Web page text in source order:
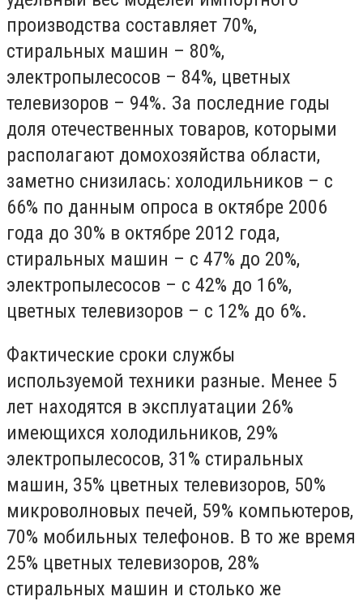
производства составляет 70%,
стиральных машин – 80%,
электропылесосов – 84%, цветных
телевизоров – 94%. За последние годы
доля отечественных товаров, которыми
располагают домохозяйства области,
заметно снизилась: холодильников – с
66% по данным опроса в октябре 2006
года до 30% в октябре 2012 года,
стиральных машин – с 47% до 20%,
электропылесосов – с 42% до 16%,
цветных телевизоров – с 12% до 6%.
Фактические сроки службы
используемой техники разные. Менее 5
лет находятся в эксплуатации 26%
имеющихся холодильников, 29%
электропылесосов, 31% стиральных
машин, 35% цветных телевизоров, 50%
микроволновых печей, 59% компьютеров,
70% мобильных телефонов. В то же время
25% цветных телевизоров, 28%
стиральных машин и столько же